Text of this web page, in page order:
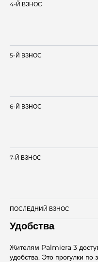
4-Й ВЗНОС
5-Й ВЗНОС
6-Й ВЗНОС
7-Й ВЗНОС
ПОСЛЕДНИЙ ВЗНОС
Удобства
Жителям Palmiera 3
удобства. Это прогулки